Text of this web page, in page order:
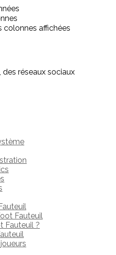
colonnes affichées
réseaux sociaux
Fauteuil
Fauteuil ?